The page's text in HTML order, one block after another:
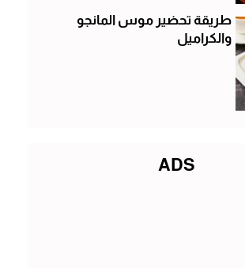
طريقة تحضير موس المانجو
والكراميل
ADS